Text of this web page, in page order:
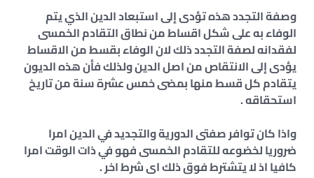
وصفة التجدد هذه تؤدى إلى استبعاد الدين الذي يتم
الوفاء به على شكل اقساط من نطاق التقادم الخمسى
لفقدانه لصفة التجدد ذلك لان الوفاء بقسط من الاقساط
يؤدى إلى الانتقاص من اصل الدين ولذلك فأن هذه الديون
يتقادم كل قسط منها بمضى خمس عشرة سنة من تاريخ
استحقاقه .
واذا كان توافر صفتى الدورية والتجديد في الدين امرا
ضروريا لخضوعه للتقادم الخمسى فهو في ذات الوقت امرا
كافيا اذ لا يتشترط فوق ذلك اى شرط اخر .